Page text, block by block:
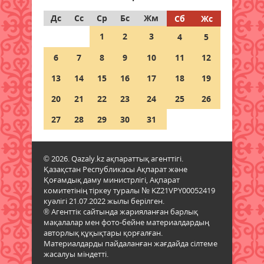
Демалыста аптап ыстық: ауа
райы алдағы күндері 41 градусқа
дейін көтеріледі
алаяқтармен күресуге арналған
ішкі бақылау жүйесі енгізілуде
қызметкерлеріне мемлекеттік
қолдау көрсетілмек
07 тамыз 2026 ж. 68
Қазақстанға кеспе тас,
жиектастар мен гранит әкелуге
тыйым салынды: тізбе
нақтыланды
Дс
Сс Ср Бс Жм Сб
Жс
1
2 3 4
5
6
7 8 9 10 11
12
13
14 15 16 17 18
19
20
21 22 23 24 25
26
27
28 29 30 31
© 2026. Qazaly.kz ақпараттық агенттігі.
Қазақстан Республикасы Ақпарат және
Қоғамдық даму министрлігі, Ақпарат
комитетінің тіркеу туралы № KZ21VPY00052419
куәлігі 21.07.2022 жылы берілген.
® Агенттік сайтында жарияланған барлық
мақалалар мен фото-бейне материалдардың
авторлық құқықтары қорғалған.
Материалдарды пайдаланған жағдайда сілтеме
жасалуы міндетті.